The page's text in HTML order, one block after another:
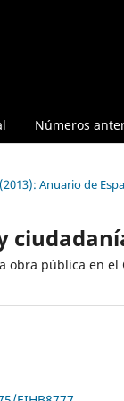
Números
Anuario de
obra pública en